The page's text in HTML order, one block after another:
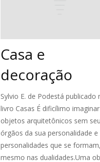
Casa e
decoração
Sylvio E. de Podestá publicado
livro Casas É dificílimo
objetos arquitetônicos sem
órgãos da sua personalidade e
personalidades que se formam,
mesmo nas dualidades.Uma